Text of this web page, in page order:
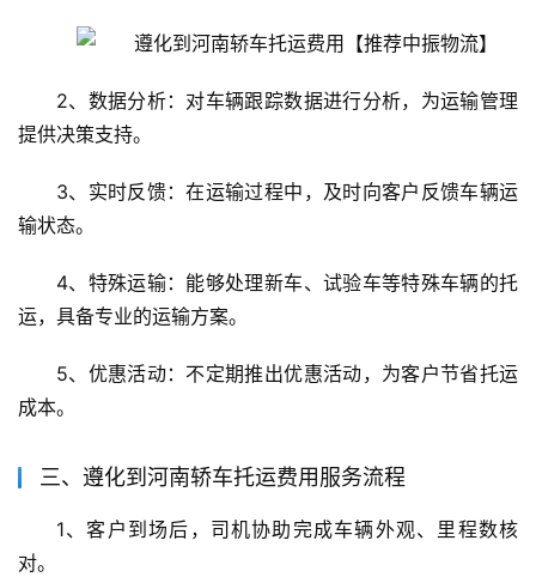
2、数据分析：对车辆跟踪数据进行分析，为运输管理
提供决策支持。
3、实时反馈：在运输过程中，及时向客户反馈车辆运
输状态。
4、特殊运输：能够处理新车、试验车等特殊车辆的托
运，具备专业的运输方案。
5、优惠活动：不定期推出优惠活动，为客户节省托运
成本。
三、遵化到河南轿车托运费用服务流程
1、客户到场后，司机协助完成车辆外观、里程数核
对。